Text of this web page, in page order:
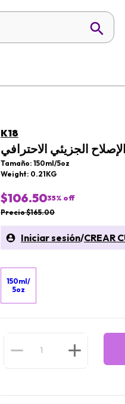
K18
الجزيئي الاحترافي
Tamaño: 150ml/5oz
Weight: 0.21KG
$106.5035% off
Precio $165.00
Iniciar sesión/CREAR
150ml/
5oz